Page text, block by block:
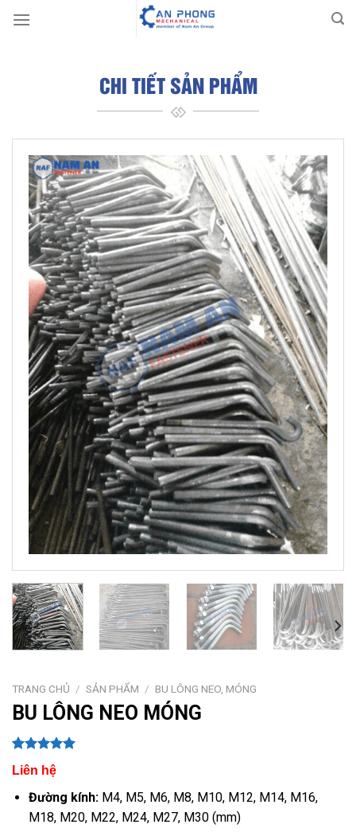
CHI TIẾT SẢN PHẨM
TRANG CHỦ / SẢN PHẨM / BU LÔNG NEO, MÓNG
BU LÔNG NEO MÓNG
5.00
trên 5
dựa trên
Liên hệ
Đường kính:M4, M5, M6, M8, M10, M12, M14, M16,
M18, M20, M22, M24, M27, M30 (mm)